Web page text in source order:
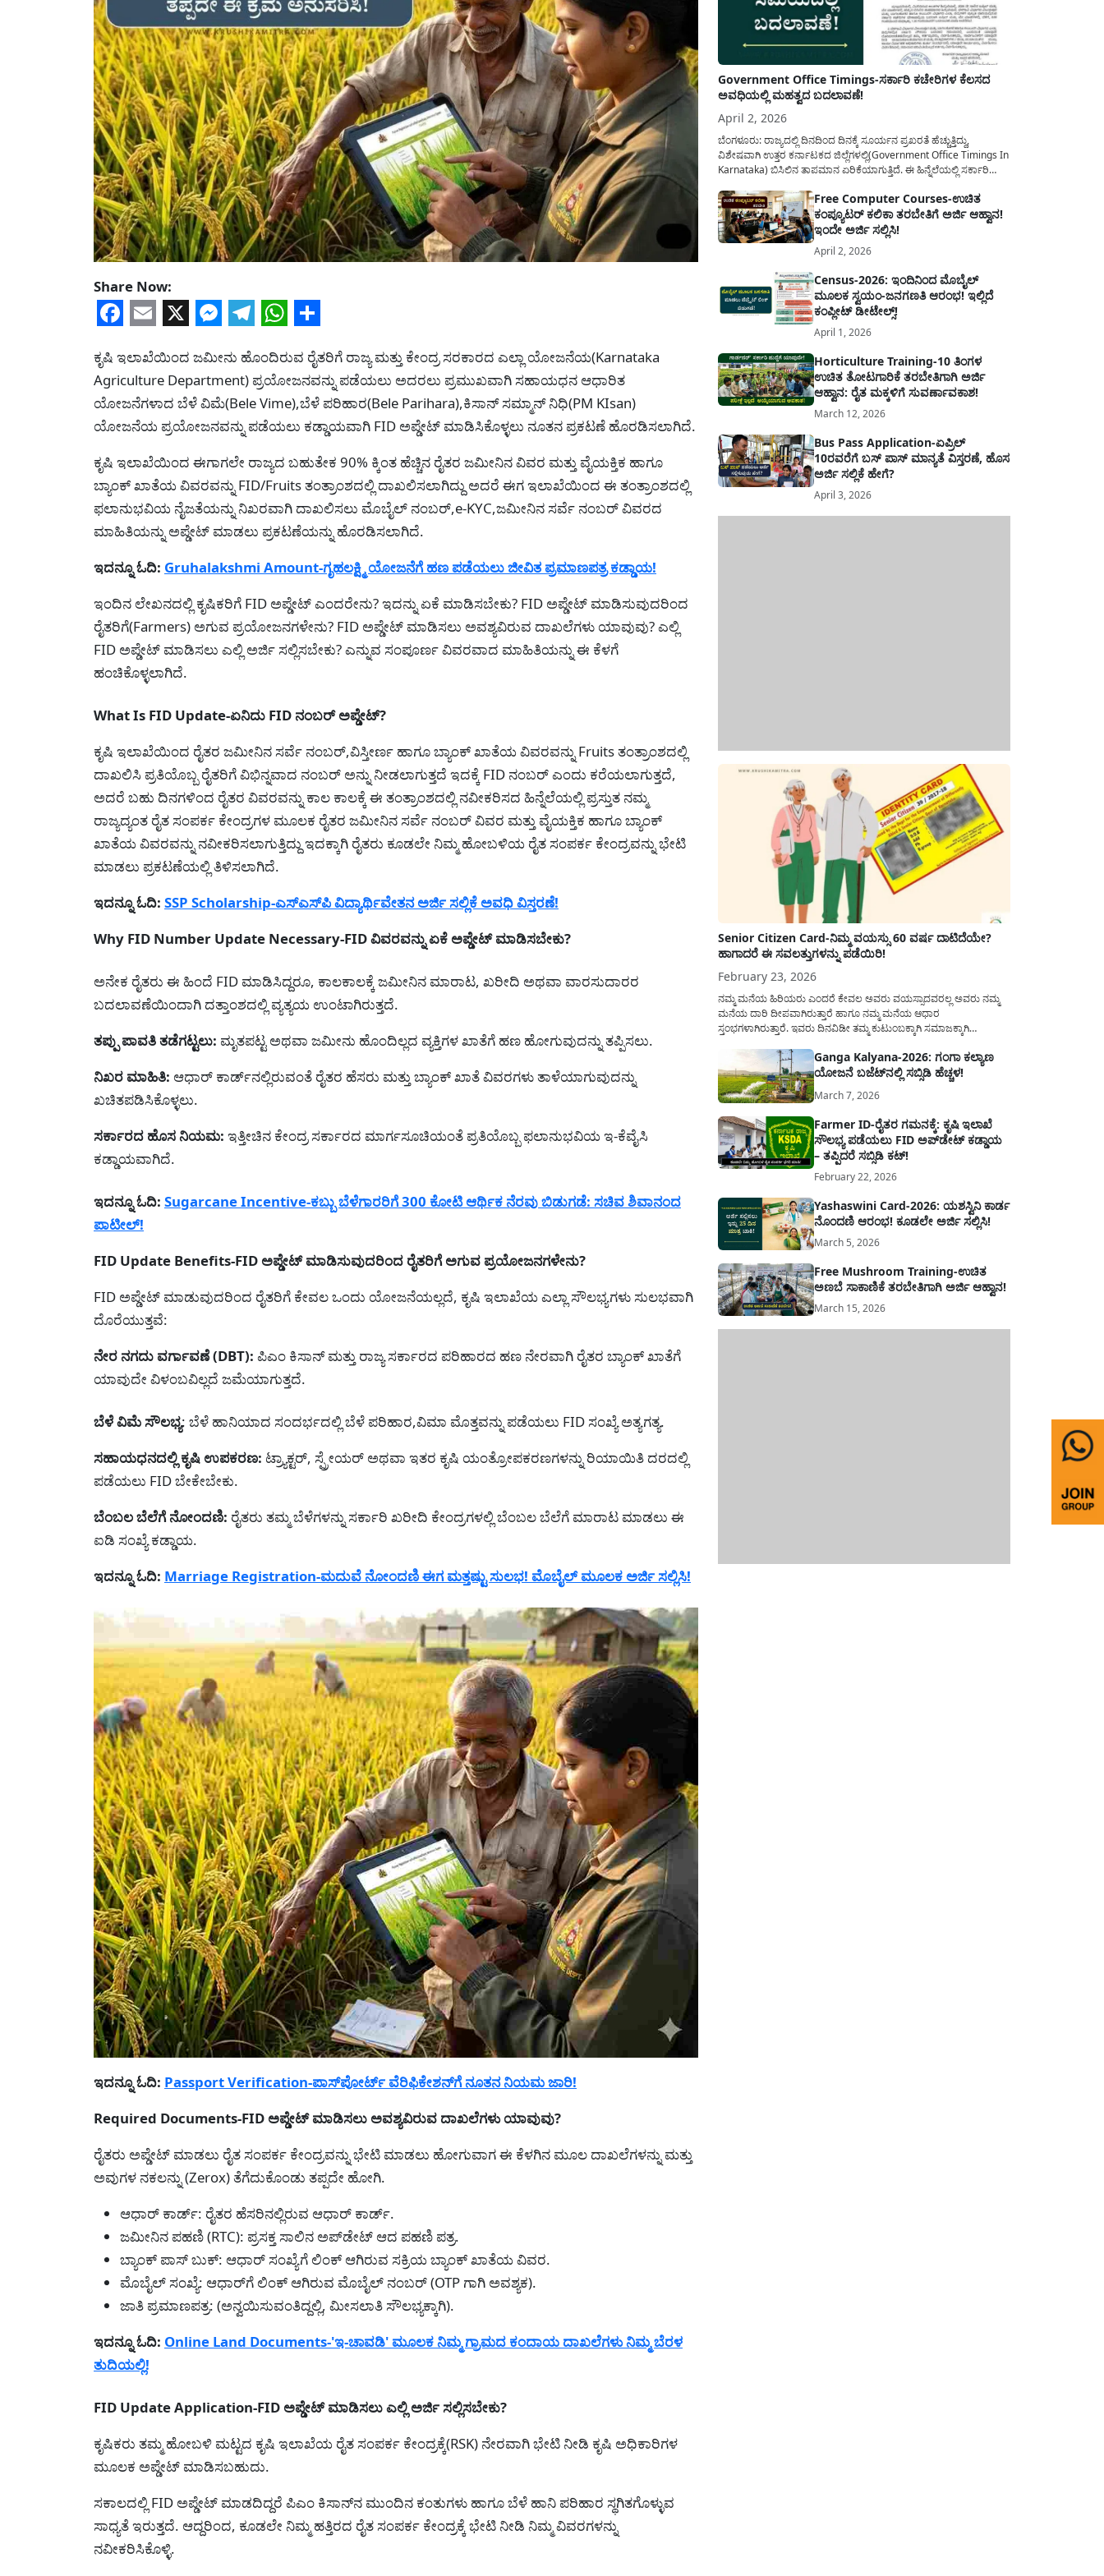
Share Now:
ಕೃಷಿ ಇಲಾಖೆಯಿಂದ ಜಮೀನು ಹೊಂದಿರುವ ರೈತರಿಗೆ ರಾಜ್ಯ ಮತ್ತು ಕೇಂದ್ರ ಸರಕಾರದ ಎಲ್ಲಾ ಯೋಜನೆಯ(Karnataka
Agriculture Department) ಪ್ರಯೋಜನವನ್ನು ಪಡೆಯಲು ಅದರಲು ಪ್ರಮುಖವಾಗಿ ಸಹಾಯಧನ ಆಧಾರಿತ
ಯೋಜನೆಗಳಾದ ಬೆಳೆ ವಿಮೆ(Bele Vime),ಬೆಳೆ ಪರಿಹಾರ(Bele Parihara),ಕಿಸಾನ್ ಸಮ್ಮಾನ್ ನಿಧಿ(PM KIsan)
ಯೋಜನೆಯ ಪ್ರಯೋಜನವನ್ನು ಪಡೆಯಲು ಕಡ್ಡಾಯವಾಗಿ FID ಅಪ್ಡೇಟ್ ಮಾಡಿಸಿಕೊಳ್ಳಲು ನೂತನ ಪ್ರಕಟಣೆ ಹೊರಡಿಸಲಾಗಿದೆ.
ಕೃಷಿ ಇಲಾಖೆಯಿಂದ ಈಗಾಗಲೇ ರಾಜ್ಯದ ಬಹುತೇಕ 90% ಕ್ಕಿಂತ ಹೆಚ್ಚಿನ ರೈತರ ಜಮೀನಿನ ವಿವರ ಮತ್ತು ವೈಯಕ್ತಿಕ ಹಾಗೂ
ಬ್ಯಾಂಕ್ ಖಾತೆಯ ವಿವರವನ್ನು FID/Fruits ತಂತ್ರಾಂಶದಲ್ಲಿ ದಾಖಲಿಸಲಾಗಿದ್ದು ಅದರೆ ಈಗ ಇಲಾಖೆಯಿಂದ ಈ ತಂತ್ರಾಂಶದಲ್ಲಿ
ಫಲಾನುಭವಿಯ ನೈಜತೆಯನ್ನು ನಿಖರವಾಗಿ ದಾಖಲಿಸಲು ಮೊಬೈಲ್ ನಂಬರ್,e-KYC,ಜಮೀನಿನ ಸರ್ವೆ ನಂಬರ್ ವಿವರದ
ಮಾಹಿತಿಯನ್ನು ಅಪ್ಡೇಟ್ ಮಾಡಲು ಪ್ರಕಟಣೆಯನ್ನು ಹೊರಡಿಸಲಾಗಿದೆ.
ಇದನ್ನೂ ಓದಿ: Gruhalakshmi Amount-ಗೃಹಲಕ್ಷ್ಮಿ ಯೋಜನೆಗೆ ಹಣ ಪಡೆಯಲು ಜೀವಿತ ಪ್ರಮಾಣಪತ್ರ ಕಡ್ಡಾಯ!
ಇಂದಿನ ಲೇಖನದಲ್ಲಿ ಕೃಷಿಕರಿಗೆ FID ಅಪ್ಡೇಟ್ ಎಂದರೇನು? ಇದನ್ನು ಏಕೆ ಮಾಡಿಸಬೇಕು? FID ಅಪ್ಡೇಟ್ ಮಾಡಿಸುವುದರಿಂದ
ರೈತರಿಗೆ(Farmers) ಅಗುವ ಪ್ರಯೋಜನಗಳೇನು? FID ಅಪ್ಡೇಟ್ ಮಾಡಿಸಲು ಅವಶ್ಯವಿರುವ ದಾಖಲೆಗಳು ಯಾವುವು? ಎಲ್ಲಿ
FID ಅಪ್ಡೇಟ್ ಮಾಡಿಸಲು ಎಲ್ಲಿ ಅರ್ಜಿ ಸಲ್ಲಿಸಬೇಕು? ಎನ್ನುವ ಸಂಪೂರ್ಣ ವಿವರವಾದ ಮಾಹಿತಿಯನ್ನು ಈ ಕೆಳಗೆ
ಹಂಚಿಕೊಳ್ಳಲಾಗಿದೆ.
What Is FID Update-ಏನಿದು FID ನಂಬರ್ ಅಪ್ಡೇಟ್?
ಕೃಷಿ ಇಲಾಖೆಯಿಂದ ರೈತರ ಜಮೀನಿನ ಸರ್ವೆ ನಂಬರ್,ವಿಸ್ತೀರ್ಣ ಹಾಗೂ ಬ್ಯಾಂಕ್ ಖಾತೆಯ ವಿವರವನ್ನು Fruits ತಂತ್ರಾಂಶದಲ್ಲಿ
ದಾಖಲಿಸಿ ಪ್ರತಿಯೊಬ್ಬ ರೈತರಿಗೆ ವಿಭಿನ್ನವಾದ ನಂಬರ್ ಅನ್ನು ನೀಡಲಾಗುತ್ತದೆ ಇದಕ್ಕೆ FID ನಂಬರ್ ಎಂದು ಕರೆಯಲಾಗುತ್ತದೆ,
ಅದರೆ ಬಹು ದಿನಗಳಿಂದ ರೈತರ ವಿವರವನ್ನು ಕಾಲ ಕಾಲಕ್ಕೆ ಈ ತಂತ್ರಾಂಶದಲ್ಲಿ ನವೀಕರಿಸದ ಹಿನ್ನೆಲೆಯಲ್ಲಿ ಪ್ರಸ್ತುತ ನಮ್ಮ
ರಾಜ್ಯದ್ಯಂತ ರೈತ ಸಂಪರ್ಕ ಕೇಂದ್ರಗಳ ಮೂಲಕ ರೈತರ ಜಮೀನಿನ ಸರ್ವೆ ನಂಬರ್ ವಿವರ ಮತ್ತು ವೈಯಕ್ತಿಕ ಹಾಗೂ ಬ್ಯಾಂಕ್
ಖಾತೆಯ ವಿವರವನ್ನು ನವೀಕರಿಸಲಾಗುತ್ತಿದ್ದು ಇದಕ್ಕಾಗಿ ರೈತರು ಕೂಡಲೇ ನಿಮ್ಮ ಹೋಬಳಿಯ ರೈತ ಸಂಪರ್ಕ ಕೇಂದ್ರವನ್ನು ಭೇಟಿ
ಮಾಡಲು ಪ್ರಕಟಣೆಯಲ್ಲಿ ತಿಳಿಸಲಾಗಿದೆ.
ಇದನ್ನೂ ಓದಿ: SSP Scholarship-ಎಸ್‌ಎಸ್‌ಪಿ ವಿದ್ಯಾರ್ಥಿವೇತನ ಅರ್ಜಿ ಸಲ್ಲಿಕೆ ಅವಧಿ ವಿಸ್ತರಣೆ!
Why FID Number Update Necessary-FID ವಿವರವನ್ನು ಏಕೆ ಅಪ್ಡೇಟ್ ಮಾಡಿಸಬೇಕು?
ಅನೇಕ ರೈತರು ಈ ಹಿಂದೆ FID ಮಾಡಿಸಿದ್ದರೂ, ಕಾಲಕಾಲಕ್ಕೆ ಜಮೀನಿನ ಮಾರಾಟ, ಖರೀದಿ ಅಥವಾ ವಾರಸುದಾರರ
ಬದಲಾವಣೆಯಿಂದಾಗಿ ದತ್ತಾಂಶದಲ್ಲಿ ವ್ಯತ್ಯಯ ಉಂಟಾಗಿರುತ್ತದೆ.
ತಪ್ಪು ಪಾವತಿ ತಡೆಗಟ್ಟಲು: ಮೃತಪಟ್ಟ ಅಥವಾ ಜಮೀನು ಹೊಂದಿಲ್ಲದ ವ್ಯಕ್ತಿಗಳ ಖಾತೆಗೆ ಹಣ ಹೋಗುವುದನ್ನು ತಪ್ಪಿಸಲು.
ನಿಖರ ಮಾಹಿತಿ: ಆಧಾರ್ ಕಾರ್ಡ್‌ನಲ್ಲಿರುವಂತೆ ರೈತರ ಹೆಸರು ಮತ್ತು ಬ್ಯಾಂಕ್ ಖಾತೆ ವಿವರಗಳು ತಾಳೆಯಾಗುವುದನ್ನು
ಖಚಿತಪಡಿಸಿಕೊಳ್ಳಲು.
ಸರ್ಕಾರದ ಹೊಸ ನಿಯಮ: ಇತ್ತೀಚಿನ ಕೇಂದ್ರ ಸರ್ಕಾರದ ಮಾರ್ಗಸೂಚಿಯಂತೆ ಪ್ರತಿಯೊಬ್ಬ ಫಲಾನುಭವಿಯ ಇ-ಕೆವೈಸಿ
ಕಡ್ಡಾಯವಾಗಿದೆ.
ಇದನ್ನೂ ಓದಿ: Sugarcane Incentive-ಕಬ್ಬು ಬೆಳೆಗಾರರಿಗೆ 300 ಕೋಟಿ ಆರ್ಥಿಕ ನೆರವು ಬಿಡುಗಡೆ: ಸಚಿವ ಶಿವಾನಂದ
ಪಾಟೀಲ್!
FID Update Benefits-FID ಅಪ್ಡೇಟ್ ಮಾಡಿಸುವುದರಿಂದ ರೈತರಿಗೆ ಅಗುವ ಪ್ರಯೋಜನಗಳೇನು?
FID ಅಪ್ಡೇಟ್ ಮಾಡುವುದರಿಂದ ರೈತರಿಗೆ ಕೇವಲ ಒಂದು ಯೋಜನೆಯಲ್ಲದೆ, ಕೃಷಿ ಇಲಾಖೆಯ ಎಲ್ಲಾ ಸೌಲಭ್ಯಗಳು ಸುಲಭವಾಗಿ
ದೊರೆಯುತ್ತವೆ:
ನೇರ ನಗದು ವರ್ಗಾವಣೆ (DBT): ಪಿಎಂ ಕಿಸಾನ್ ಮತ್ತು ರಾಜ್ಯ ಸರ್ಕಾರದ ಪರಿಹಾರದ ಹಣ ನೇರವಾಗಿ ರೈತರ ಬ್ಯಾಂಕ್ ಖಾತೆಗೆ
ಯಾವುದೇ ವಿಳಂಬವಿಲ್ಲದೆ ಜಮೆಯಾಗುತ್ತದೆ.
ಬೆಳೆ ವಿಮೆ ಸೌಲಭ್ಯ: ಬೆಳೆ ಹಾನಿಯಾದ ಸಂದರ್ಭದಲ್ಲಿ ಬೆಳೆ ಪರಿಹಾರ,ವಿಮಾ ಮೊತ್ತವನ್ನು ಪಡೆಯಲು FID ಸಂಖ್ಯೆ ಅತ್ಯಗತ್ಯ.
ಸಹಾಯಧನದಲ್ಲಿ ಕೃಷಿ ಉಪಕರಣ: ಟ್ರ್ಯಾಕ್ಟರ್, ಸ್ಪ್ರೇಯರ್ ಅಥವಾ ಇತರ ಕೃಷಿ ಯಂತ್ರೋಪಕರಣಗಳನ್ನು ರಿಯಾಯಿತಿ ದರದಲ್ಲಿ
ಪಡೆಯಲು FID ಬೇಕೇಬೇಕು.
ಬೆಂಬಲ ಬೆಲೆಗೆ ನೋಂದಣಿ: ರೈತರು ತಮ್ಮ ಬೆಳೆಗಳನ್ನು ಸರ್ಕಾರಿ ಖರೀದಿ ಕೇಂದ್ರಗಳಲ್ಲಿ ಬೆಂಬಲ ಬೆಲೆಗೆ ಮಾರಾಟ ಮಾಡಲು ಈ
ಐಡಿ ಸಂಖ್ಯೆ ಕಡ್ಡಾಯ.
ಇದನ್ನೂ ಓದಿ: Marriage Registration-ಮದುವೆ ನೋಂದಣಿ ಈಗ ಮತ್ತಷ್ಟು ಸುಲಭ! ಮೊಬೈಲ್ ಮೂಲಕ ಅರ್ಜಿ ಸಲ್ಲಿಸಿ!
ಇದನ್ನೂ ಓದಿ: Passport Verification-ಪಾಸ್‌ಪೋರ್ಟ್ ವೆರಿಫಿಕೇಶನ್‌ಗೆ ನೂತನ ನಿಯಮ ಜಾರಿ!
Required Documents-FID ಅಪ್ಡೇಟ್ ಮಾಡಿಸಲು ಅವಶ್ಯವಿರುವ ದಾಖಲೆಗಳು ಯಾವುವು?
ರೈತರು ಅಪ್ಡೇಟ್ ಮಾಡಲು ರೈತ ಸಂಪರ್ಕ ಕೇಂದ್ರವನ್ನು ಭೇಟಿ ಮಾಡಲು ಹೋಗುವಾಗ ಈ ಕೆಳಗಿನ ಮೂಲ ದಾಖಲೆಗಳನ್ನು ಮತ್ತು
ಅವುಗಳ ನಕಲನ್ನು (Zerox) ತೆಗೆದುಕೊಂಡು ತಪ್ಪದೇ ಹೋಗಿ.
ಆಧಾರ್ ಕಾರ್ಡ್: ರೈತರ ಹೆಸರಿನಲ್ಲಿರುವ ಆಧಾರ್ ಕಾರ್ಡ್.
ಜಮೀನಿನ ಪಹಣಿ (RTC): ಪ್ರಸಕ್ತ ಸಾಲಿನ ಅಪ್‌ಡೇಟ್ ಆದ ಪಹಣಿ ಪತ್ರ.
ಬ್ಯಾಂಕ್ ಪಾಸ್ ಬುಕ್: ಆಧಾರ್ ಸಂಖ್ಯೆಗೆ ಲಿಂಕ್ ಆಗಿರುವ ಸಕ್ರಿಯ ಬ್ಯಾಂಕ್ ಖಾತೆಯ ವಿವರ.
ಮೊಬೈಲ್ ಸಂಖ್ಯೆ: ಆಧಾರ್‌ಗೆ ಲಿಂಕ್ ಆಗಿರುವ ಮೊಬೈಲ್ ನಂಬರ್ (OTP ಗಾಗಿ ಅವಶ್ಯಕ).
ಜಾತಿ ಪ್ರಮಾಣಪತ್ರ: (ಅನ್ವಯಿಸುವಂತಿದ್ದಲ್ಲಿ, ಮೀಸಲಾತಿ ಸೌಲಭ್ಯಕ್ಕಾಗಿ).
ಇದನ್ನೂ ಓದಿ: Online Land Documents-'ಇ-ಚಾವಡಿ' ಮೂಲಕ ನಿಮ್ಮ ಗ್ರಾಮದ ಕಂದಾಯ ದಾಖಲೆಗಳು ನಿಮ್ಮ ಬೆರಳ
ತುದಿಯಲ್ಲಿ!
FID Update Application-FID ಅಪ್ಡೇಟ್ ಮಾಡಿಸಲು ಎಲ್ಲಿ ಅರ್ಜಿ ಸಲ್ಲಿಸಬೇಕು?
ಕೃಷಿಕರು ತಮ್ಮ ಹೋಬಳಿ ಮಟ್ಟದ ಕೃಷಿ ಇಲಾಖೆಯ ರೈತ ಸಂಪರ್ಕ ಕೇಂದ್ರಕ್ಕೆ(RSK) ನೇರವಾಗಿ ಭೇಟಿ ನೀಡಿ ಕೃಷಿ ಅಧಿಕಾರಿಗಳ
ಮೂಲಕ ಅಪ್ಡೇಟ್ ಮಾಡಿಸಬಹುದು.
ಸಕಾಲದಲ್ಲಿ FID ಅಪ್ಡೇಟ್ ಮಾಡದಿದ್ದರೆ ಪಿಎಂ ಕಿಸಾನ್‌ನ ಮುಂದಿನ ಕಂತುಗಳು ಹಾಗೂ ಬೆಳೆ ಹಾನಿ ಪರಿಹಾರ ಸ್ಥಗಿತಗೊಳ್ಳುವ
ಸಾಧ್ಯತೆ ಇರುತ್ತದೆ. ಆದ್ದರಿಂದ, ಕೂಡಲೇ ನಿಮ್ಮ ಹತ್ತಿರದ ರೈತ ಸಂಪರ್ಕ ಕೇಂದ್ರಕ್ಕೆ ಭೇಟಿ ನೀಡಿ ನಿಮ್ಮ ವಿವರಗಳನ್ನು
ನವೀಕರಿಸಿಕೊಳ್ಳಿ.
Government Office Timings-ಸರ್ಕಾರಿ ಕಚೇರಿಗಳ ಕೆಲಸದ
ಅವಧಿಯಲ್ಲಿ ಮಹತ್ವದ ಬದಲಾವಣೆ!
April 2, 2026
ಬೆಂಗಳೂರು: ರಾಜ್ಯದಲ್ಲಿ ದಿನದಿಂದ ದಿನಕ್ಕೆ ಸೂರ್ಯನ ಪ್ರಖರತೆ ಹೆಚ್ಚುತ್ತಿದ್ದು,
ವಿಶೇಷವಾಗಿ ಉತ್ತರ ಕರ್ನಾಟಕದ ಜಿಲ್ಲೆಗಳಲ್ಲಿ(Government Office Timings In
Karnataka) ಬಿಸಿಲಿನ ತಾಪಮಾನ ಏರಿಕೆಯಾಗುತ್ತಿದೆ. ಈ ಹಿನ್ನೆಲೆಯಲ್ಲಿ ಸರ್ಕಾರಿ
ಸರ್ಕಾರವು ಮಹತ್ವದ ನಿರ್ಧಾರವೊಂದನ್ನು ಕೈಗೊಂಡಿದೆ. ಕಿತ್ತೂರು ಕರ್ನಾಟಕ ಮತ್ತು
ಕಲ್ಯಾಣ ಕರ್ನಾಟಕದ ಒಟ್ಟು 9 ಜಿಲ್ಲೆಗಳಲ್ಲಿ ಏಪ್ರಿಲ್...
Free Computer Courses-ಉಚಿತ
ಕಂಪ್ಯೂಟರ್ ಕಲಿಕಾ ತರಬೇತಿಗೆ ಅರ್ಜಿ ಆಹ್ವಾನ!
ಇಂದೇ ಅರ್ಜಿ ಸಲ್ಲಿಸಿ!
April 2, 2026
Census-2026: ಇಂದಿನಿಂದ ಮೊಬೈಲ್
ಮೂಲಕ ಸ್ವಯಂ-ಜನಗಣತಿ ಆರಂಭ! ಇಲ್ಲಿದೆ
ಕಂಪ್ಲೀಟ್ ಡೀಟೇಲ್ಸ್!
April 1, 2026
Horticulture Training-10 ತಿಂಗಳ
ಉಚಿತ ತೋಟಗಾರಿಕೆ ತರಬೇತಿಗಾಗಿ ಅರ್ಜಿ
ಆಹ್ವಾನ: ರೈತ ಮಕ್ಕಳಿಗೆ ಸುವರ್ಣಾವಕಾಶ!
March 12, 2026
Bus Pass Application-ಏಪ್ರಿಲ್
10ರವರೆಗೆ ಬಸ್ ಪಾಸ್ ಮಾನ್ಯತೆ ವಿಸ್ತರಣೆ, ಹೊಸ
ಅರ್ಜಿ ಸಲ್ಲಿಕೆ ಹೇಗೆ?
April 3, 2026
Senior Citizen Card-ನಿಮ್ಮ ವಯಸ್ಸು 60 ವರ್ಷ ದಾಟಿದೆಯೇ?
ಹಾಗಾದರೆ ಈ ಸವಲತ್ತುಗಳನ್ನು ಪಡೆಯಿರಿ!
February 23, 2026
ನಮ್ಮ ಮನೆಯ ಹಿರಿಯರು ಎಂದರೆ ಕೇವಲ ಅವರು ವಯಸ್ಸಾದವರಲ್ಲ ಅವರು ನಮ್ಮ
ಮನೆಯ ದಾರಿ ದೀಪವಾಗಿರುತ್ತಾರೆ ಹಾಗೂ ನಮ್ಮ ಮನೆಯ ಆಧಾರ
ಸ್ತಂಭಗಳಾಗಿರುತ್ತಾರೆ. ಇವರು ದಿನವಿಡೀ ತಮ್ಮ ಕುಟುಂಬಕ್ಕಾಗಿ ಸಮಾಜಕ್ಕಾಗಿ
ನೆಮ್ಮದಿಯಿಂದ ಕಳೆಯಬೇಕೆಂಬುದು ಪ್ರತಿಯೊಬ್ಬರ ಕನಸಾಗಿರುತ್ತದೆ ಆದ್ದರಿಂದ
ಸರ್ಕಾರವು ಹಿರಿಯ ನಾಗರಿಕರ ಗುರುತಿನ ಚೀಟಿ...
Ganga Kalyana-2026: ಗಂಗಾ ಕಲ್ಯಾಣ
ಯೋಜನೆ ಬಜೆಟ್‌ನಲ್ಲಿ ಸಬ್ಸಿಡಿ ಹೆಚ್ಚಳ!
March 7, 2026
Farmer ID-ರೈತರ ಗಮನಕ್ಕೆ: ಕೃಷಿ ಇಲಾಖೆ
ಸೌಲಭ್ಯ ಪಡೆಯಲು FID ಅಪ್‌ಡೇಟ್ ಕಡ್ಡಾಯ
– ತಪ್ಪಿದರೆ ಸಬ್ಸಿಡಿ ಕಟ್!
February 22, 2026
Yashaswini Card-2026: ಯಶಸ್ವಿನಿ ಕಾರ್ಡ
ನೊಂದಣಿ ಆರಂಭ! ಕೂಡಲೇ ಅರ್ಜಿ ಸಲ್ಲಿಸಿ!
March 5, 2026
Free Mushroom Training-ಉಚಿತ
ಅಣಬೆ ಸಾಕಾಣಿಕೆ ತರಬೇತಿಗಾಗಿ ಅರ್ಜಿ ಆಹ್ವಾನ!
March 15, 2026